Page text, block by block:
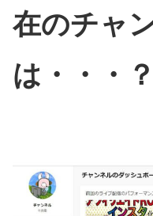
在のチャ
は・・・